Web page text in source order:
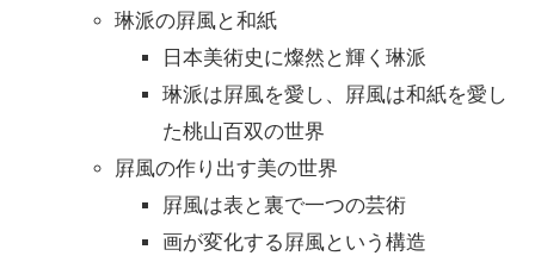
琳派の屛風と和紙
日本美術史に燦然と輝く琳派
琳派は屛風を愛し、屛風は和紙を愛し
た桃山百双の世界
屛風の作り出す美の世界
屛風は表と裏で一つの芸術
画が変化する屛風という構造